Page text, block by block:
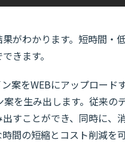
果がわかります。短時間
きます。
案をWEBにアップロー
を生み出します。従来
すことができ、同時に、
間の短縮とコスト削減を可